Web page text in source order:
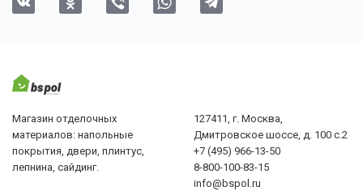
Магазин отделочных
материалов: напольные
покрытия, двери, плинтус,
лепнина, сайдинг.
127411, г. Москва,
Дмитровское шоссе, д. 100 с.2
+7 (495) 966-13-50
8-800-100-83-15
info@bspol.ru